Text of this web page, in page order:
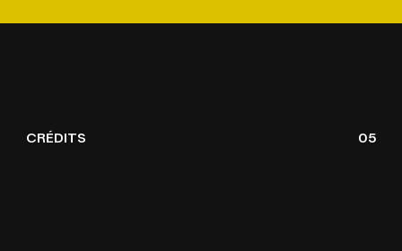
CRÉDITS 05